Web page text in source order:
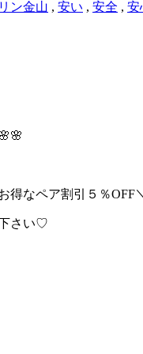
ン金山 , 安い , 安全 , 安
得なペア割引５％OFF
さい♡